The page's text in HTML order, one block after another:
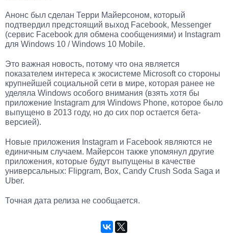
Анонс был сделан Терри Майерсоном, который
подтвердил предстоящий выход Facebook, Messenger
(сервис Facebook для обмена сообщениями) и Instagram
для Windows 10 / Windows 10 Mobile.
Это важная новость, потому что она является
показателем интереса к экосистеме Microsoft со стороны
крупнейшей социальной сети в мире, которая ранее не
уделяла Windows особого внимания (взять хотя бы
приложение Instagram для Windows Phone, которое было
выпущено в 2013 году, но до сих пор остается бета-
версией).
Новые приложения Instagram и Facebook являются не
единичным случаем. Майерсон также упомянул другие
приложения, которые будут выпущены в качестве
универсальных: Flipgram, Box, Candy Crush Soda Saga и
Uber.
Точная дата релиза не сообщается.